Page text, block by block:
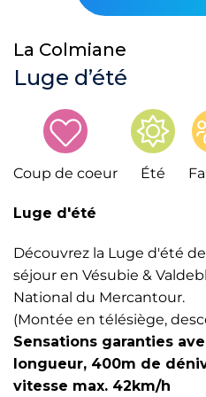
La Colmiane
Luge d’été
Coup de coeur Été
Luge d'été
Découvrez la Luge d'été
séjour en Vésubie &
National du Mercantour.
(Montée en télésiège,
Sensations garanties
longueur, 400m de
vitesse max. 42km/h